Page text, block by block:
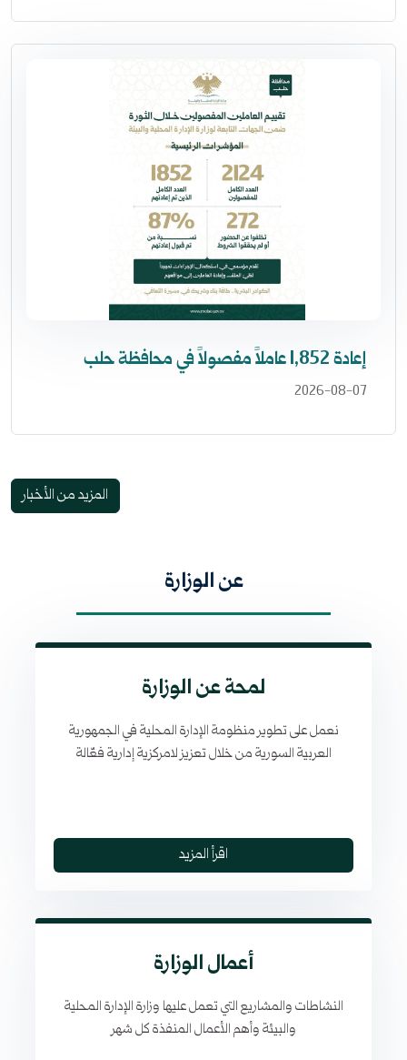
إعادة 1,852 عاملاً مفصولاً في محافظة حلب
2026-08-07
المزيد من الأخبار
عن الوزارة
لمحة عن الوزارة
نعمل على تطوير منظومة الإدارة المحلية في الجمهورية
العربية السورية من خلال تعزيز لامركزية إدارية فعّالة
اقرأ المزيد
أعمال الوزارة
النشاطات والمشاريع التي تعمل عليها وزارة الإدارة المحلية
والبيئة وأهم الأعمال المنفذة كل شهر